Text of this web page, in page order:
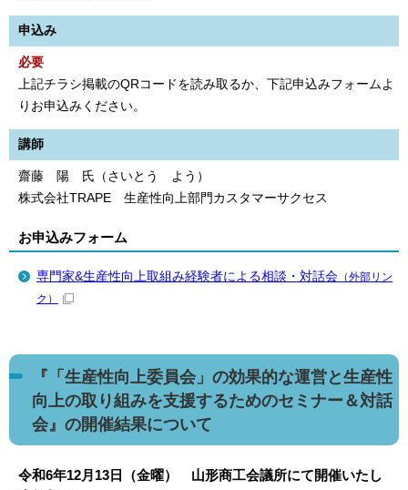
申込み
必要
上記チラシ掲載のQRコードを読み取るか、下記申込みフォームよ
りお申込みください。
講師
齋藤 陽 氏（さいとう よう）
株式会社TRAPE 生産性向上部門カスタマーサクセス
お申込みフォーム
専門家&生産性向上取組み経験者による相談・対話会 （外部リン
ク）
『「生産性向上委員会」の効果的な運営と生産性
向上の取り組みを支援するためのセミナー＆対話
会』の開催結果について
令和6年12月13日（金曜） 山形商工会議所にて開催いたし